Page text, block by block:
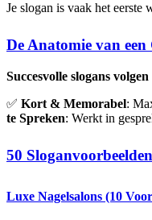
Je slogan is vaak het
De Anatomie van een
Succesvolle slogans
✅ Kort & Memorabel:
te Spreken: Werkt in
50
Luxe Nagelsalons (10